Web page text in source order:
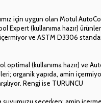
için uygun olan Motul
Expert (kullanıma hazır)
ve ASTM D3306
optimal (kullanıma hazır) ve
organik yapıda, amin
Rengi ise TURUNCU